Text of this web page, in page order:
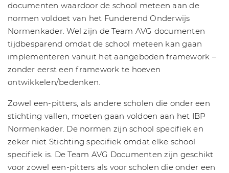
documenten waardoor de school meteen aan de
normen voldoet van het Funderend Onderwijs
Normenkader. Wel zijn de Team AVG documenten
tijdbesparend omdat de school meteen kan gaan
implementeren vanuit het aangeboden framework –
zonder eerst een framework te hoeven
ontwikkelen/bedenken.
Zowel een-pitters, als andere scholen die onder een
stichting vallen, moeten gaan voldoen aan het IBP
Normenkader. De normen zijn school specifiek en
zeker niet Stichting specifiek omdat elke school
specifiek is. De Team AVG Documenten zijn geschikt
voor zowel een-pitters als voor scholen die onder een